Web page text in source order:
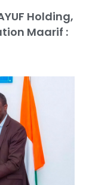
Holding,
Maarif :